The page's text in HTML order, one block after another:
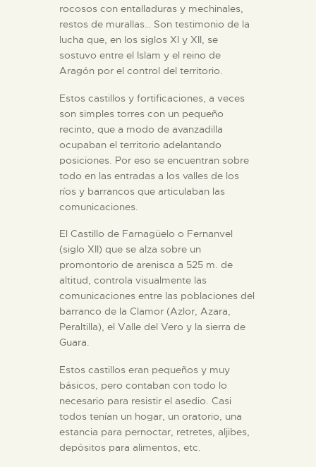
rocosos con entalladuras y mechinales,
restos de murallas… Son testimonio de la
lucha que, en los siglos XI y XII, se
sostuvo entre el Islam y el reino de
Aragón por el control del territorio.
Estos castillos y fortificaciones, a veces
son simples torres con un pequeño
recinto, que a modo de avanzadilla
ocupaban el territorio adelantando
posiciones. Por eso se encuentran sobre
todo en las entradas a los valles de los
ríos y barrancos que articulaban las
comunicaciones.
El Castillo de Farnagüelo o Fernanvel
(siglo XII) que se alza sobre un
promontorio de arenisca a 525 m. de
altitud, controla visualmente las
comunicaciones entre las poblaciones del
barranco de la Clamor (Azlor, Azara,
Peraltilla), el Valle del Vero y la sierra de
Guara.
Estos castillos eran pequeños y muy
básicos, pero contaban con todo lo
necesario para resistir el asedio. Casi
todos tenían un hogar, un oratorio, una
estancia para pernoctar, retretes, aljibes,
depósitos para alimentos, etc.